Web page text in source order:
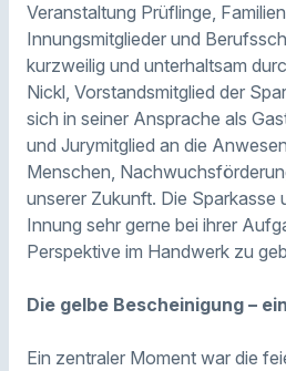
Veranstaltung Prüflinge,
Innungsmitglieder und
kurzweilig und unterhaltsam
Nickl, Vorstandsmitglied der
sich in seiner Ansprache als
und Jurymitglied an die
Menschen,
unserer Zukunft. Die Sparkasse
Innung sehr gerne bei ihrer
Perspektive im Handwerk zu
Die gelbe Bescheinigung –
Ein zentraler Moment war die